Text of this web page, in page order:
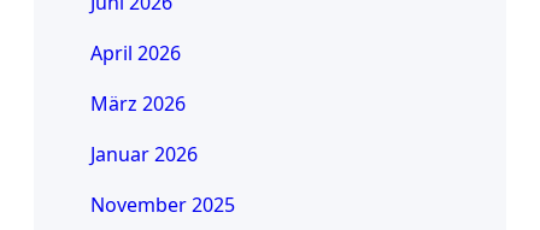
April 2026
März 2026
Januar 2026
November 2025